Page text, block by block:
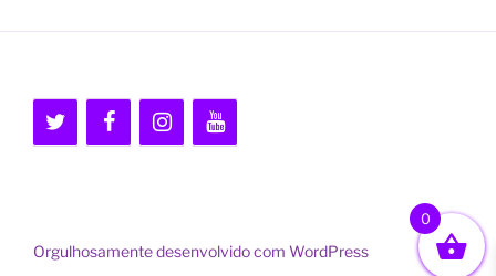
Orgulhosamente desenvolvido com WordPress
0